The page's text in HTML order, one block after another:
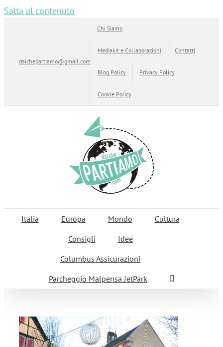
Salta al contenuto
daichepartiamo@gmail.com
Chi Siamo
Mediakit e Collaborazioni Contatti
Blog Policy Privacy Policy
Cookie Policy
Italia Europa Mondo
Cultura
Consigli
Idee
Columbus Assicurazioni
Parcheggio Malpensa JetPark